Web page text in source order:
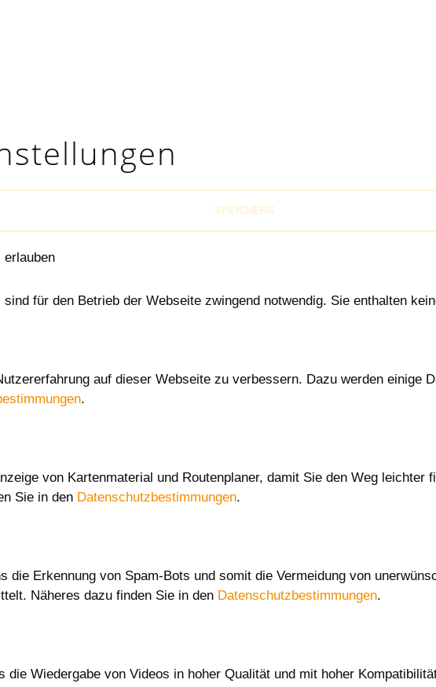
erlauben
für den Betrieb der Webseite zwingend notwendig. Sie enthalten
auf dieser Webseite zu verbessern. Dazu werden einige
.
von Kartenmaterial und Routenplaner, damit Sie den Weg leichter
Sie in den Datenschutzbestimmungen.
die Erkennung von Spam-Bots und somit die Vermeidung von
Näheres dazu finden Sie in den Datenschutzbestimmungen.
die Wiedergabe von Videos in hoher Qualität und mit hoher
SPEICHERN